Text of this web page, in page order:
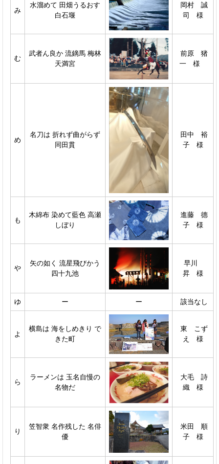
み
水溜めて 田畑うるおす
白石堰
岡村 誠
司 様
む
武者ん良か 流鏑馬 梅林
天満宮
前原 猪
一 様
め
名刀は 折れず曲がらず
同田貫
田中 裕
子 様
も
木綿布 染めて藍色 高瀬
しぼり
進藤 德
子 様
や
矢の如く 流星飛びかう
四十九池
早川
昇 様
ゆ ー ー 該当なし
よ
横島は 海をしめきり で
きた町
東 こず
え 様
ら
ラーメンは 玉名自慢の
名物だ
大毛 詩
織 様
り
笠智衆 名作残した 名俳
優
米田 順
子 様